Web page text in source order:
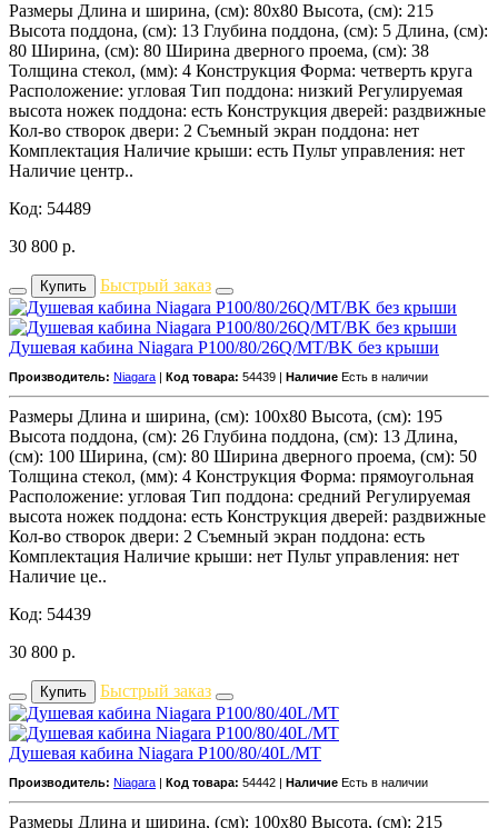
Размеры Длина и ширина, (см): 80x80 Высота, (см): 215
Высота поддона, (см): 13 Глубина поддона, (см): 5 Длина, (см):
80 Ширина, (см): 80 Ширина дверного проема, (см): 38
Толщина стекол, (мм): 4 Конструкция Форма: четверть круга
Расположение: угловая Тип поддона: низкий Регулируемая
высота ножек поддона: есть Конструкция дверей: раздвижные
Кол-во створок двери: 2 Съемный экран поддона: нет
Комплектация Наличие крыши: есть Пульт управления: нет
Наличие центр..
Код: 54489
30 800 р.
Купить Быстрый заказ
Душевая кабина Niagara P100/80/26Q/MT/BK без крыши
Производитель: Niagara Код товара: 54439 | Наличие Есть в наличии
Размеры Длина и ширина, (см): 100x80 Высота, (см): 195
Высота поддона, (см): 26 Глубина поддона, (см): 13 Длина,
(см): 100 Ширина, (см): 80 Ширина дверного проема, (см): 50
Толщина стекол, (мм): 4 Конструкция Форма: прямоугольная
Расположение: угловая Тип поддона: средний Регулируемая
высота ножек поддона: есть Конструкция дверей: раздвижные
Кол-во створок двери: 2 Съемный экран поддона: есть
Комплектация Наличие крыши: нет Пульт управления: нет
Наличие це..
Код: 54439
30 800 р.
Купить Быстрый заказ
Душевая кабина Niagara P100/80/40L/MT
Производитель: Niagara Код товара: 54442 | Наличие Есть в наличии
Размеры Длина и ширина, (см): 100x80 Высота, (см): 215